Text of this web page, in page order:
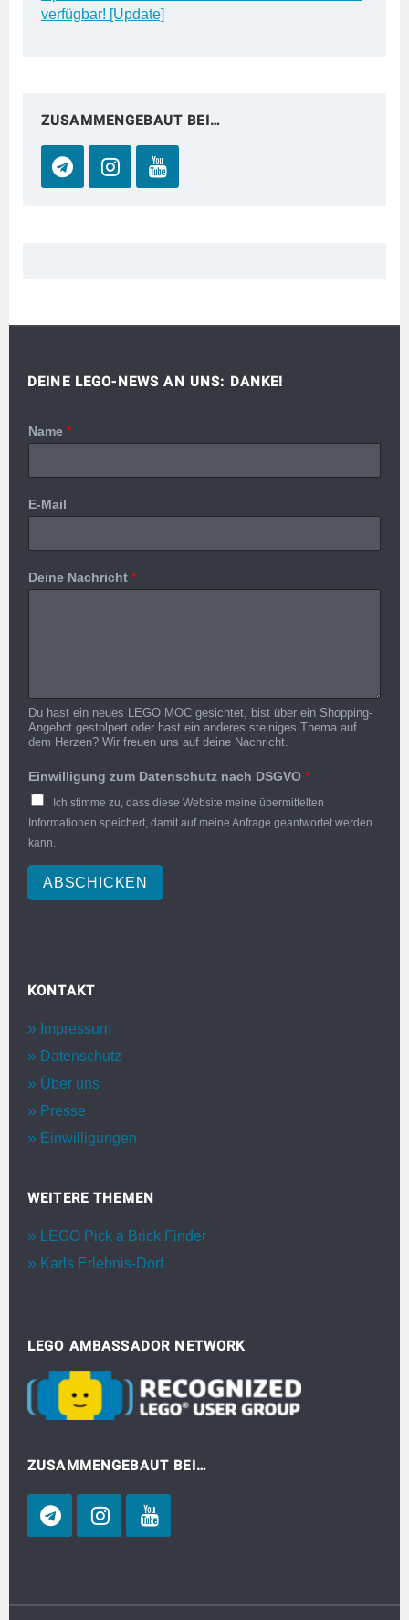
verfügbar! [Update]
ZUSAMMENGEBAUT BEI…
DEINE LEGO-NEWS AN UNS: DANKE!
Name *
E-Mail
Deine Nachricht *
Du hast ein neues LEGO MOC gesichtet, bist über ein Shopping-
Angebot gestolpert oder hast ein anderes steiniges Thema auf
dem Herzen? Wir freuen uns auf deine Nachricht.
Einwilligung zum Datenschutz nach DSGVO *
Ich stimme zu, dass diese Website meine übermittelten
Informationen speichert, damit auf meine Anfrage geantwortet werden
kann.
ABSCHICKEN
KONTAKT
Impressum
Datenschutz
Über uns
Presse
Einwilligungen
WEITERE THEMEN
LEGO Pick a Brick Finder
Karls Erlebnis-Dorf
LEGO AMBASSADOR NETWORK
ZUSAMMENGEBAUT BEI…